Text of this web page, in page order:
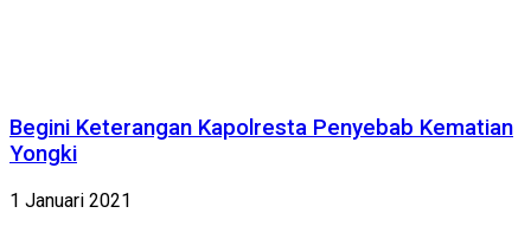
Begini Keterangan Kapolresta Penyebab Kematian
Yongki
1 Januari 2021